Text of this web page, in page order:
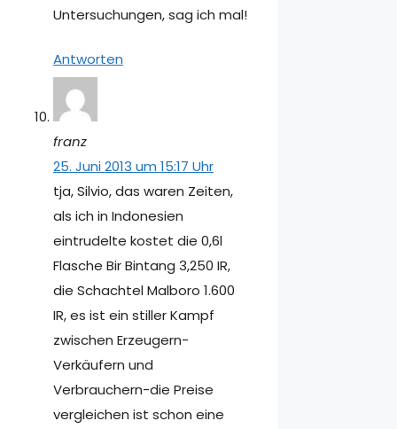
Untersuchungen, sag ich mal!
Antworten
franz
25. Juni 2013 um 15:17 Uhr
tja, Silvio, das waren Zeiten,
als ich in Indonesien
eintrudelte kostet die 0,6l
Flasche Bir Bintang 3,250 IR,
die Schachtel Malboro 1.600
IR, es ist ein stiller Kampf
zwischen Erzeugern-
Verkäufern und
Verbrauchern-die Preise
vergleichen ist schon eine